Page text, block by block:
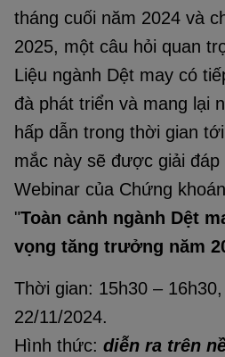
tháng cuối năm 2024 và
2025, một câu hỏi quan
Liệu ngành Dệt may có
đà phát triển và mang lại
hấp dẫn trong thời gian
mắc này sẽ được giải
Webinar của Chứng
"Toàn cảnh ngành Dệt
vọng tăng trưởng năm
Thời gian: 15h30 –
22/11/2024.
Hình thức: diễn ra trên